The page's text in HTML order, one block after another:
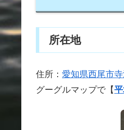
所在地
住所： 愛知県西尾市
グーグルマップで【